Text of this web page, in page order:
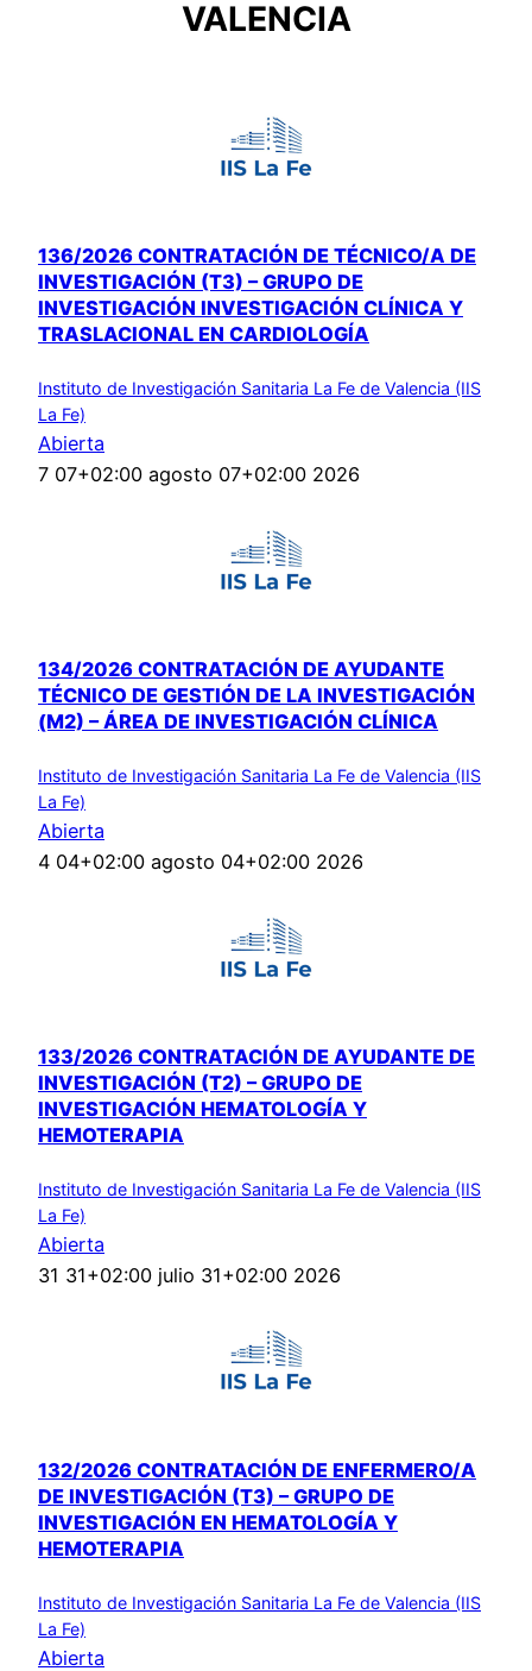
VALENCIA
136/2026 CONTRATACIÓN DE TÉCNICO/A DE
INVESTIGACIÓN (T3) – GRUPO DE
INVESTIGACIÓN INVESTIGACIÓN CLÍNICA Y
TRASLACIONAL EN CARDIOLOGÍA
Instituto de Investigación Sanitaria La Fe de Valencia (IIS
La Fe)
Abierta
7 07+02:00 agosto 07+02:00 2026
134/2026 CONTRATACIÓN DE AYUDANTE
TÉCNICO DE GESTIÓN DE LA INVESTIGACIÓN
(M2) – ÁREA DE INVESTIGACIÓN CLÍNICA
Instituto de Investigación Sanitaria La Fe de Valencia (IIS
La Fe)
Abierta
4 04+02:00 agosto 04+02:00 2026
133/2026 CONTRATACIÓN DE AYUDANTE DE
INVESTIGACIÓN (T2) – GRUPO DE
INVESTIGACIÓN HEMATOLOGÍA Y
HEMOTERAPIA
Instituto de Investigación Sanitaria La Fe de Valencia (IIS
La Fe)
Abierta
31 31+02:00 julio 31+02:00 2026
132/2026 CONTRATACIÓN DE ENFERMERO/A
DE INVESTIGACIÓN (T3) – GRUPO DE
INVESTIGACIÓN EN HEMATOLOGÍA Y
HEMOTERAPIA
Instituto de Investigación Sanitaria La Fe de Valencia (IIS
La Fe)
Abierta